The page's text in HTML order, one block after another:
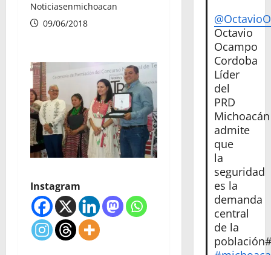
Noticiasenmichoacan
09/06/2018
Instagram
Octavio
Ocampo
Cordoba
Líder
del
PRD
Michoacán
admite
que
la
seguridad
es la
demanda
central
de la